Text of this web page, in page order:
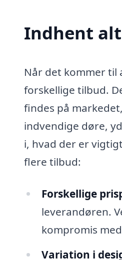
Indhent
Når det kommer til
forskellige tilbud.
findes på
indvendige døre,
i, hvad der er
flere tilbud:
Forskellige
leverandøren.
kompromis
Variation i